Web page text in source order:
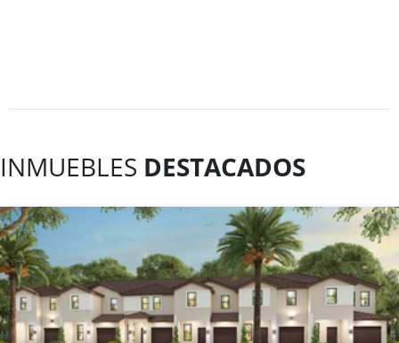
INMUEBLES DESTACADOS